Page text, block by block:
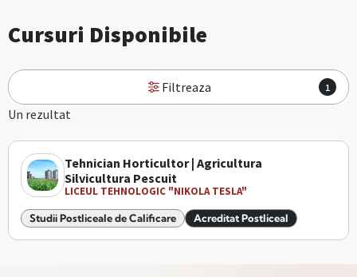
Cursuri Disponibile
Filtreaza 1
Un rezultat
Tehnician Horticultor | Agricultura
Silvicultura Pescuit
LICEUL TEHNOLOGIC "NIKOLA TESLA"
Studii Postliceale de Calificare Acreditat Postliceal